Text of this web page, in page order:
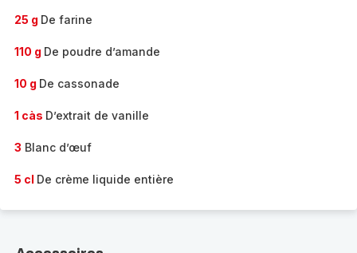
25 g De farine
110 g De poudre d’amande
10 g De cassonade
1 càs D’extrait de vanille
3 Blanc d’œuf
5 cl De crème liquide entière